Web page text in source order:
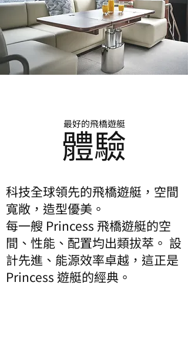
體驗
最好的飛橋遊艇
科技全球領先的飛橋遊艇，空間
寬敞，造型優美。
每一艘 Princess 飛橋遊艇的空
間、性能、配置均出類拔萃。 設
計先進、能源效率卓越，這正是
Princess 遊艇的經典。